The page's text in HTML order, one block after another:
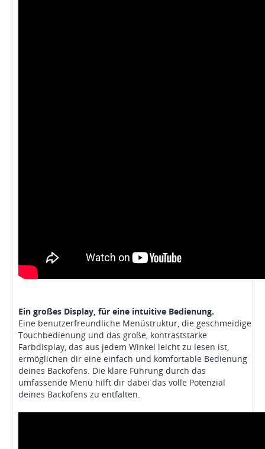
Ein großes Display, für eine intuitive Bedienung.
Eine benutzerfreundliche Menüstruktur, die geschmeidige
Touchbedienung und das große, kontraststarke
Farbdisplay, das aus jedem Winkel leicht zu lesen ist,
ermöglichen dir eine einfach und komfortable Bedienung
deines Backofens. Die klare Führung durch das
umfassende Menü hilft dir dabei das volle Potenzial
deines Backofens zu entfalten.